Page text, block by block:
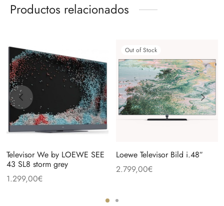
Productos relacionados
Televisor We by LOEWE SEE
43 SL8 storm grey
1.299,00€
Out of Stock
Loewe Televisor Bild i.48″
2.799,00€